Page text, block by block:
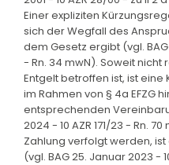
Einer expliziten
sich der Wegfall des
dem Gesetz ergibt (vgl. BAG
- Rn. 34 mwN). Soweit
Entgelt betroffen ist, ist
im Rahmen von § 4a EFZG
entsprechenden
2024 - 10 AZR 171/23 - Rn.
Zahlung verfolgt werden,
(vgl. BAG 25. Januar 2023 -